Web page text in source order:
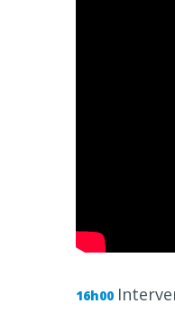
16h00